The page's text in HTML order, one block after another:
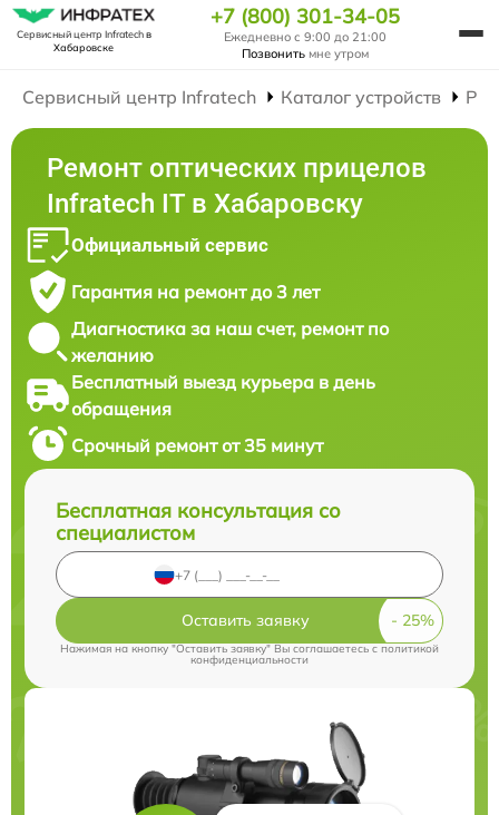
Сервисный центр Infratechв
Хабаровске
+7 (800) 301-34-05
Ежедневно с 9:00 до 21:00
Позвонить мне утром
Сервисный центр Infratech Каталог устройств
Ремонт оптических прицелов
Infratech IT в Хабаровску
Официальный сервис
Гарантия на ремонт до 3 лет
Диагностика за наш счет, ремонт по
желанию
Бесплатный выезд курьера в день
обращения
Срочный ремонт от 35 минут
Бесплатная консультация со
специалистом
Оставить заявку
Нажимая на кнопку "Оставить заявку" Вы соглашаетесь cполитикой
конфиденциальности